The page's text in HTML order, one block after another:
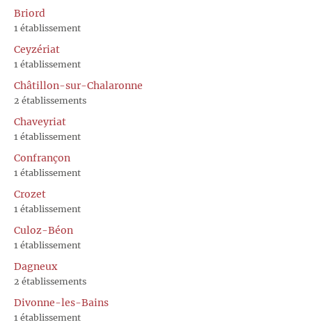
Briord
1 établissement
Ceyzériat
1 établissement
Châtillon-sur-Chalaronne
2 établissements
Chaveyriat
1 établissement
Confrançon
1 établissement
Crozet
1 établissement
Culoz-Béon
1 établissement
Dagneux
2 établissements
Divonne-les-Bains
1 établissement